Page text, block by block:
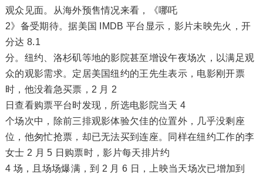
观众见面。从海外预售情况来看，《哪吒
2》备受期待。据美国 IMDB 平台显示，影片未映先火，开
分达 8.1
分。纽约、洛杉矶等地的影院甚至增设午夜场次，以满足观
众的观影需求。定居美国纽约的王先生表示，电影刚开票
时，他没着急买票，2 月 2
日查看购票平台时发现，所选电影院当天 4
个场次中，除前三排观影体验欠佳的位置外，几乎没剩座
位，他匆忙抢票，却已无法买到连座。同样在纽约工作的李
女士 2 月 5 日购票时，影片每天排片约
4 场，且场场爆满，到 2 月 6 日，上映当天场次已增加到